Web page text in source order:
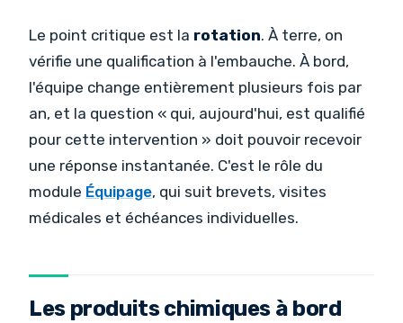
Le point critique est la rotation. À terre, on
vérifie une qualification à l'embauche. À bord,
l'équipe change entièrement plusieurs fois par
an, et la question « qui, aujourd'hui, est qualifié
pour cette intervention » doit pouvoir recevoir
une réponse instantanée. C'est le rôle du
module Équipage, qui suit brevets, visites
médicales et échéances individuelles.
Les produits chimiques à bord